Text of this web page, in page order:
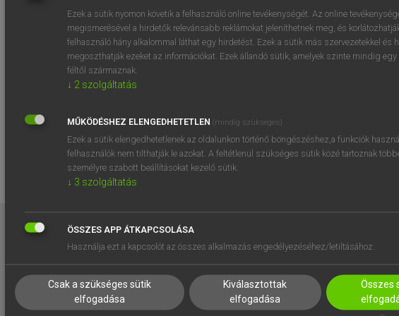
BELÉPÉS
próbaverziójának
regisztrálok ésbelépek.
REGISZTRÁCIÓ
EGYÉNI FELHASZNÁLÓKNAK
TANULÓKNAK
VÁLLALATI MEGOLDÁSOK
SÚGÓ
RÓLUNK
SÜTI BEÁLLÍTÁSOK
Ezek a sütik nyomon követik a felhasználó online tevékenységét. Az online
megismerésével a hirdetők relevánsabb reklámokat jeleníthetnek meg, és
felhasználó hány alkalommal láthat egy hirdetést. Ezek a sütik más szervezetekkel és
megoszthatják ezeket az információkat. Ezek állandó sütik, amelyek szinte mindig
féltől származnak.
↓ 2 szolgáltatás
MŰKÖDÉSHEZ ELENGEDHETETLEN (mindig szükséges)
Ezek a sütik elengedhetetlenek az oldalunkon történő böngészéshez,a funkciók
felhasználók nem tilthatják le azokat. A feltétlenül szükséges sütik közé tartoznak
személyre szabott beállításokat kezelő sütik.
↓ 3 szolgáltatás
ÖSSZES APP ÁTKAPCSOLÁSA
Használja ezt a kapcsolót az összes alkalmazás engedélyezéséhez/letiltásához.
Csak a szükséges sütik
elfogadása
Kiválasztottak
elfogadása
Összes